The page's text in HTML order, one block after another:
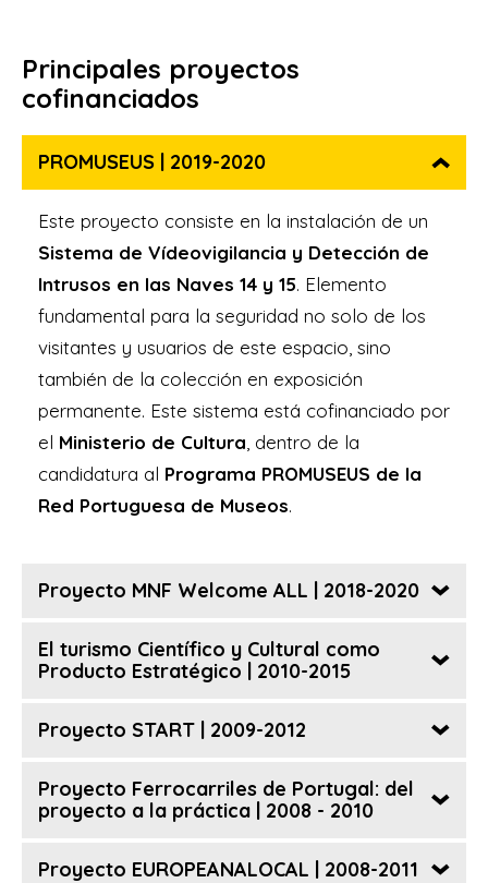
Principales proyectos
cofinanciados
PROMUSEUS | 2019-2020
Este proyecto consiste en la instalación de un
Sistema de Vídeovigilancia y Detección de
Intrusos en las Naves 14 y 15. Elemento
fundamental para la seguridad no solo de los
visitantes y usuarios de este espacio, sino
también de la colección en exposición
permanente. Este sistema está cofinanciado por
el Ministerio de Cultura , dentro de la
candidatura al Programa PROMUSEUS de la
Red Portuguesa de Museos.
Proyecto MNF Welcome ALL | 2018-2020
El turismo Científico y Cultural como
Producto Estratégico | 2010-2015
Proyecto START | 2009-2012
Proyecto Ferrocarriles de Portugal: del
proyecto a la práctica | 2008 - 2010
Proyecto EUROPEANALOCAL | 2008-2011